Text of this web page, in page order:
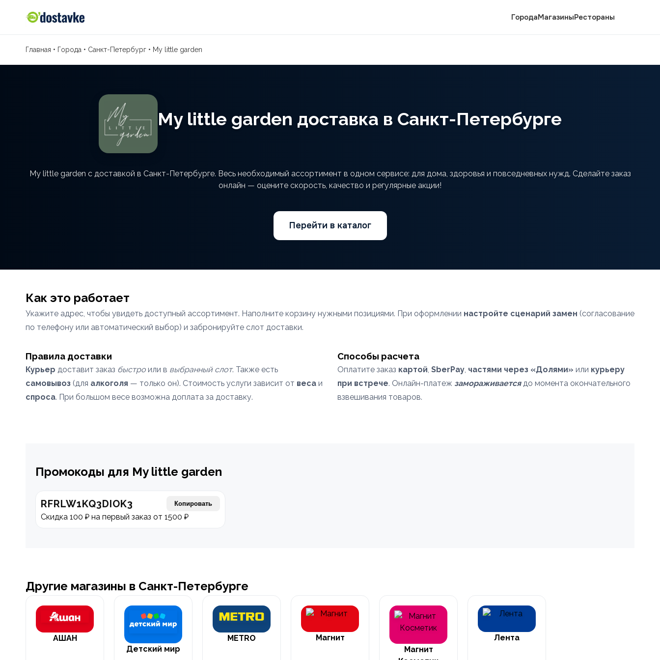
ГородаМагазиныРестораны
Главная • Города • Санкт-Петербург • My little garden
My little garden доставка в Санкт-Петербурге
My little garden с доставкой в Санкт-Петербурге. Весь необходимый ассортимент в одном сервисе: для дома, здоровья и повседневных нужд. Сделайте заказ
онлайн — оцените скорость, качество и регулярные акции!
Перейти в каталог
Как это работает
Укажите адрес, чтобы увидеть доступный ассортимент. Наполните корзину нужными позициями. При оформлении настройте сценарий замен (согласование
по телефону или автоматический выбор) и забронируйте слот доставки.
Правила доставки
Курьер доставит заказ быстро или в выбранный слот. Также есть
самовывоз (для алкоголя — только он). Стоимость услуги зависит от веса и
спроса. При большом весе возможна доплата за доставку.
Способы расчета
Оплатите заказ картой, SberPay, частями через «Долями» или курьеру
при встрече. Онлайн-платеж замораживаетсядо момента окончательного
взвешивания товаров.
Промокоды для My little garden
RFRLW1KQ3DIOK3 Копировать
Скидка 100 ₽ на первый заказ от 1500 ₽
Другие магазины в Санкт-Петербурге
АШАН
Детский мир
METRO
Магнит
Магнит
Лента